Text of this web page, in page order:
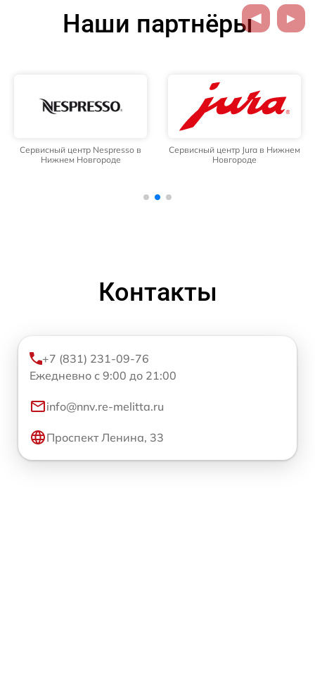
Наши партнёры
Сервисный центр Nespresso в
Нижнем Новгороде
Сервисный центр Jura в Нижнем
Новгороде
Контакты
+7 (831) 231-09-76
Ежедневно с 9:00 до 21:00
info@nnv.re-melitta.ru
Проспект Ленина, 33